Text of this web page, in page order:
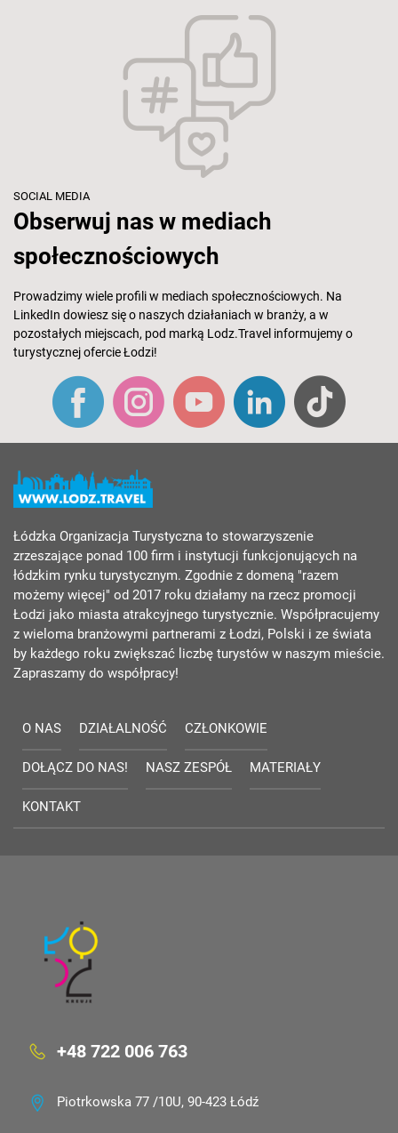
SOCIAL MEDIA
Obserwuj nas w mediach
społecznościowych
Prowadzimy wiele profili w mediach społecznościowych. Na
LinkedIn dowiesz się o naszych działaniach w branży, a w
pozostałych miejscach, pod marką Lodz.Travel informujemy o
turystycznej ofercie Łodzi!
Łódzka Organizacja Turystyczna to stowarzyszenie
zrzeszające ponad 100 firm i instytucji funkcjonujących na
łódzkim rynku turystycznym. Zgodnie z domeną "razem
możemy więcej" od 2017 roku działamy na rzecz promocji
Łodzi jako miasta atrakcyjnego turystycznie. Współpracujemy
z wieloma branżowymi partnerami z Łodzi, Polski i ze świata
by każdego roku zwiększać liczbę turystów w naszym mieście.
Zapraszamy do współpracy!
O NAS DZIAŁALNOŚĆ CZŁONKOWIE
DOŁĄCZ DO NAS! NASZ ZESPÓŁ MATERIAŁY
KONTAKT
+48 722 006 763
Piotrkowska 77 /10U, 90-423 Łódź